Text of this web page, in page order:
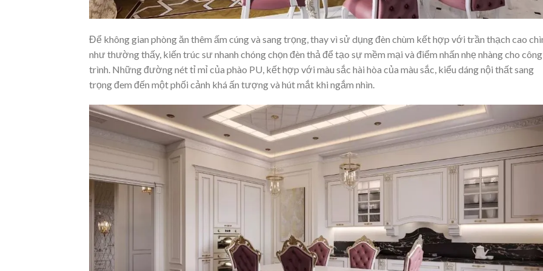
Để không gian phòng ăn thêm ấm cúng và sang trọng, thay vì sử dụng đèn chùm kết hợp với trần thạch cao
như thường thấy, kiến trúc sư nhanh chóng chọn đèn thả để tạo sự mềm mại và điểm nhấn nhẹ nhàng cho công
trình. Những đường nét tỉ mỉ của phào PU, kết hợp với màu sắc hài hòa của màu sắc, kiểu dáng nội thất sang
trọng đem đến một phối cảnh khá ấn tượng và hút mắt khi ngắm nhìn.